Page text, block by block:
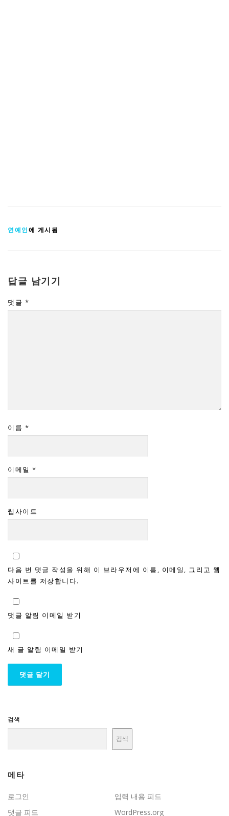
연예인에 게시됨
답글 남기기
댓글 *
이름 *
이메일 *
웹사이트
다음 번 댓글 작성을 위해 이 브라우저에 이름, 이메일, 그리고 웹
사이트를 저장합니다.
댓글 알림 이메일 받기
새 글 알림 이메일 받기
검색
검색
메타
로그인
입력 내용 피드
댓글 피드
WordPress.org